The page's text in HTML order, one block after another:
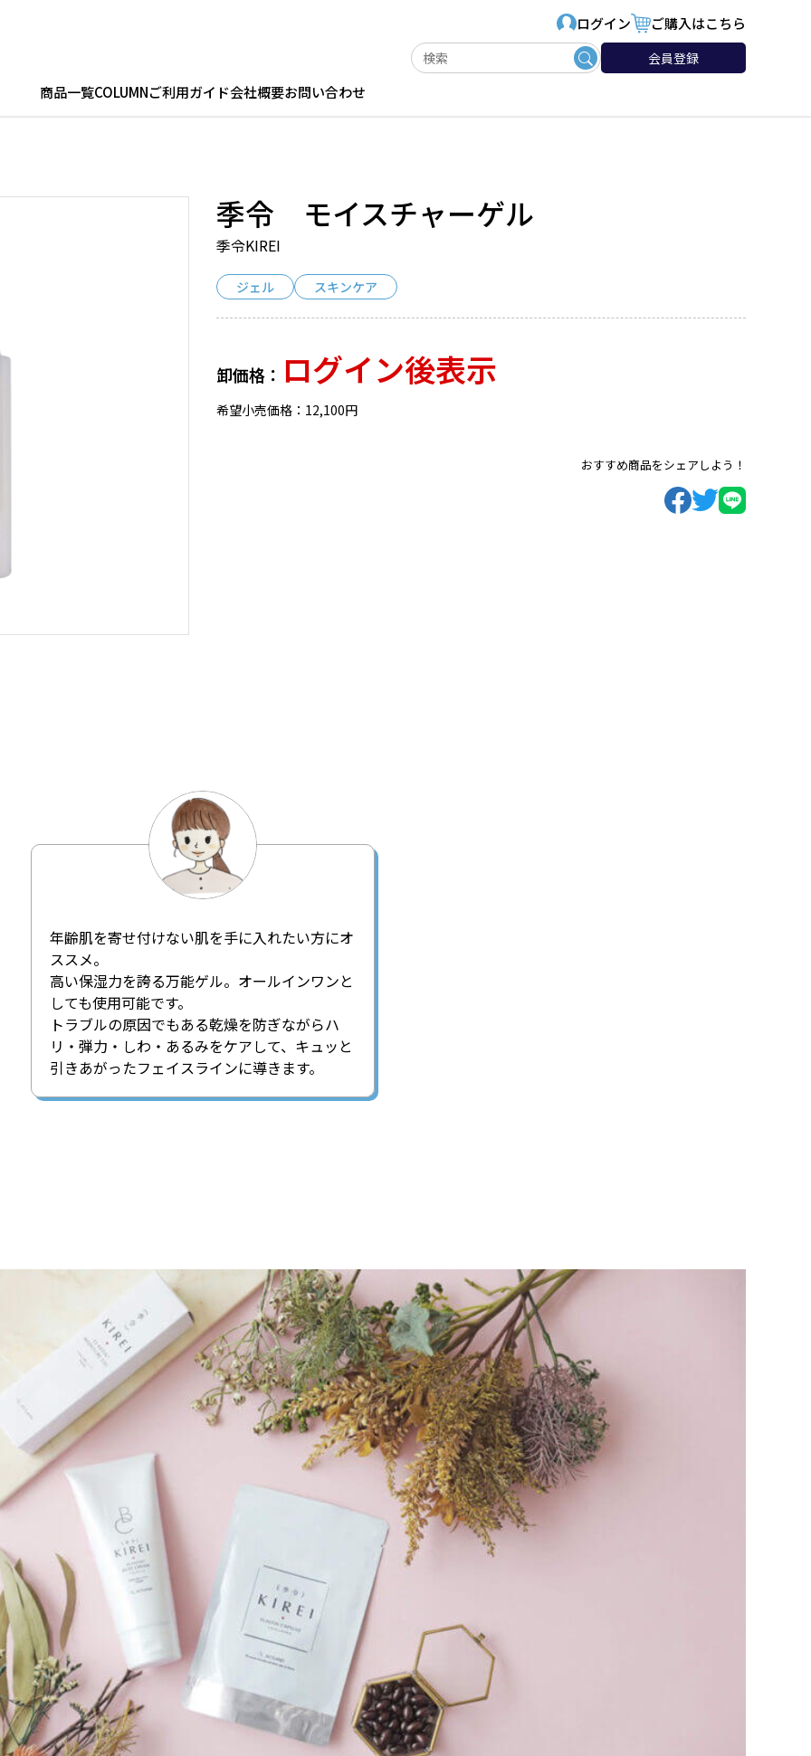
ログイン ご購入はこちら
会員登録
商品一覧COLUMNご利用ガイド会社概要お問い合わせ
季令 モイスチャーゲル
季令KIREI
ジェル スキンケア
卸価格： ログイン後表示
希望小売価格：12,100円
おすすめ商品をシェアしよう！
年齢肌を寄せ付けない肌を手に入れたい方にオ
ススメ。
高い保湿力を誇る万能ゲル。オールインワンと
しても使用可能です。
トラブルの原因でもある乾燥を防ぎながらハ
リ・弾力・しわ・あるみをケアして、キュッと
引きあがったフェイスラインに導きます。